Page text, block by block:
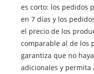
es corto: los pedidos
en 7 días y los
el precio de los
comparable al de los
garantiza que no
adicionales y permita